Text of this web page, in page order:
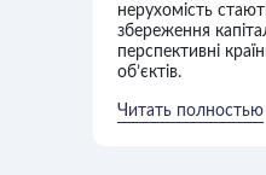
нерухомість
збереження
перспективні
об’єктів.
Читать полностью